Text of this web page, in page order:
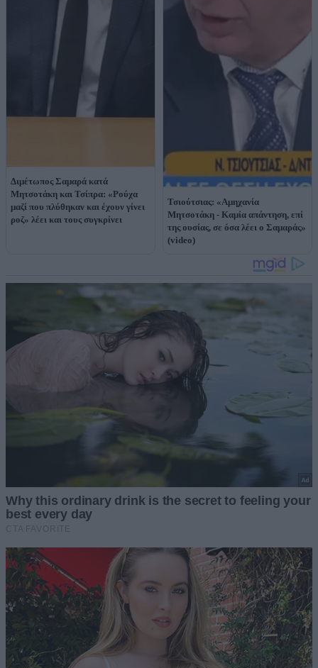
Διμέτωπος Σαμαρά κατά
Μητσοτάκη και Τσίπρα: «Ρούχα
μαζί που πλύθηκαν και έχουν γίνει
ροζ» λέει και τους συγκρίνει
Τσιούτσιας: «Αμηχανία
Μητσοτάκη - Καμία απάντηση, επί
της ουσίας, σε όσα λέει ο Σαμαράς»
(video)